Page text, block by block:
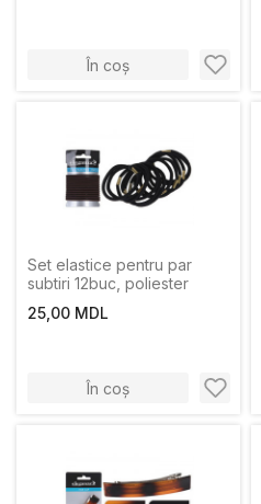
În coș
Set elastice pentru par
subtiri 12buc, poliester
25,00 MDL
În coș